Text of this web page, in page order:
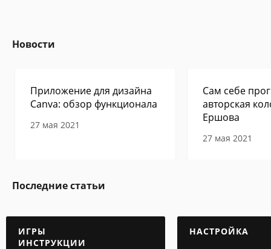
Новости
Приложение для дизайна
Canva: обзор функционала
27 мая 2021
Сам себе
авторская
Ершова
27 мая 2021
Последние статьи
ИГРЫ
ИНСТРУКЦИИ
НАСТРОЙКА